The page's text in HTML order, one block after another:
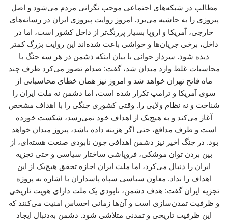
مطالب در شبکه‌های اجتماعی موجب نگرانی مردم می‌شود و اصل
پیروزی را به حاشیه می‌برد. امروز روایت پیروزی ایران در رسانه‌های
خارجی، آمریکا و اروپا بسیار پررنگ‌تر از داخل کشور است، اما در
داخل، برخی جریان‌ها و حواشی باعث شده‌اند این روایت بزرگ کمتر
دیده شود. سردار جوانی با بیان اینکه دشمن در هر سه جنگ با
محاسبات غلط وارد میدان شد، گفت: صدام تصور می‌کرد ظرف چند
ماه فاتح تهران خواهد شد و امروز نیز همان خطای محاسباتی از
سوی آمریکا و ترامپ تکرار شده است، اما دشمن نه ملت ایران را
شناخت و نه نظام ولایی را. وقتی کشوری جنگی را با اهداف مشخص
آغاز می‌کند و به هیچ‌یک از اهداف خود نمی‌رسد، شکست خورده
است و طرف مدافع، حتی اگر هزینه داده باشد، پیروز میدان خواهد
بود. در جنگ اخیر نیز دشمن اهدافی چون نابودی صنعت هسته‌ای، از
بین بردن توان موشکی، فروپاشی ساختار سیاسی و حتی تجزیه
ایران را دنبال می‌کرد، اما ملت ایران اجازه تحقق هیچ‌یک از این
اهداف را نداد. معاون سیاسی سپاه پاسداران با اشاره به پروژه
تجزیه ایران گفت: هدف دشمن، نابودی یک ملت دارای هویت تاریخی
و ظرفیت تمدن‌سازی است و آن‌ها زمانی احساس امنیت می‌کنند که
این ظرفیت تاریخی و تمدنی متلاشی شود. دشمن به‌دنبال ایجاد